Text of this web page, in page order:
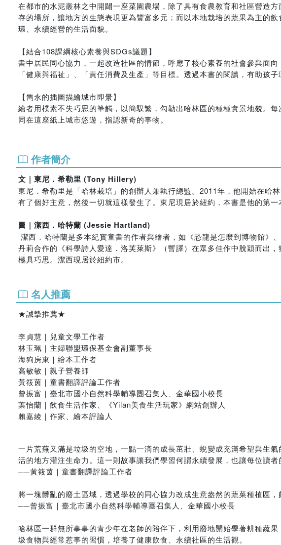
在都市的水泥叢林之中開闢一座菜園農場，除了具有食農教育和社區營造
存的場所，讓地方的生態表現更為豐富多元；而以本地栽培的蔬果為主的
環、永續經營的生活面貌。
【結合108課綱核心素養與SDGs議題】
書中居民同心協力，一起改造社區的情節，呼應了核心素養的社會參與面
「健康與福祉」、「責任消費及生產」等目標。透過本書的閱讀，有助孩子
【雋永的插圖描繪城市即景】
繪者用樸素不失巧思的筆觸，以簡馭繁，勾勒出哈林區的種種實景地貌。
同在這座紙上城市悠遊，指認新奇的事物。
作者簡介
文｜東尼．希勒里 (Tony Hillery)
東尼．希勒里是「哈林栽培」的創辦人兼執行總監。2011年，他開始在哈
有了個好主意，然後一切就這樣發生了。東尼現居於紐約，本書是他的第一
圖｜潔西．哈特蘭 (Jessie Hartland)
潔西．哈特蘭是多本紀實童書的作者與繪者，如《恐龍是怎麼到博物館》
丹莉合作的《科學詩人愛達．洛芙萊斯》（暫譯）在眾多佳作中脫穎而出
極具巧思。潔西現居於紐約市。
名人推薦
★誠摯推薦★
李貞慧｜兒童文學工作者
林玉珮｜主婦聯盟環保基金會副董事長
海狗房東｜繪本工作者
高敏敏｜親子營養師
黃筱茵｜童書翻譯評論工作者
曾振富｜臺北市國小自然科學輔導團召集人、金華國小校長
葉怡蘭｜飲食生活作家、《Yilan美食生活玩家》網站創辦人
賴嘉綾｜作家、繪本評論人
一片荒蕪又滿是垃圾的空地，一點一滴的成長茁壯、蛻變成充滿希望與生
活的地方灌注生命力。這一則故事讓我們學習何謂永續發展，也讓每位讀者
──黃筱茵｜童書翻譯評論工作者
將一塊髒亂的廢土區域，透過學校的同心協力改成生意盎然的蔬菜種植區
──曾振富｜臺北市國小自然科學輔導團召集人、金華國小校長
哈林區一群無所事事的青少年在老師的陪伴下，利用廢地開始學著耕種蔬
圾食物與經常惹事的習慣，培養了健康飲食、永續社區的生活觀。